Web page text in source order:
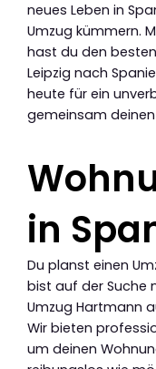
neues Leben in
Umzug kümmern.
hast du den
Leipzig nach
heute für ein
gemeinsam
in
Du planst einen
bist auf der Suche
Umzug Hartmann
Wir bieten
um deinen